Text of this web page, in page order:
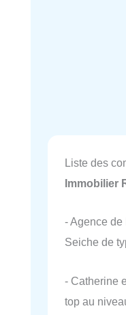
Liste des
Immobilier
- Agence
Seiche de
- Catherine
top au